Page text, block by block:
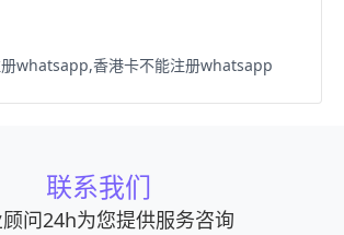
whatsapp,香港卡不能注册whatsapp
联系我们
问24h为您提供服务咨询